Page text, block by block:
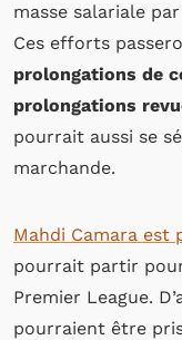
masse salariale
Ces efforts
prolongations de
prolongations
pourrait aussi se
marchande.
Mahdi Camara est
pourrait partir
Premier League.
pourraient être